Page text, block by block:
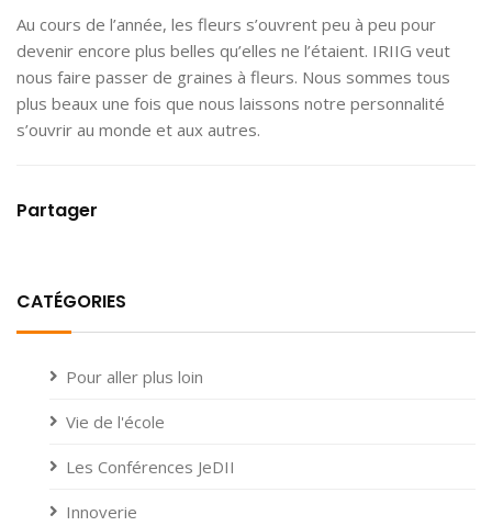
Au cours de l’année, les fleurs s’ouvrent peu à peu pour
devenir encore plus belles qu’elles ne l’étaient. IRIIG veut
nous faire passer de graines à fleurs. Nous sommes tous
plus beaux une fois que nous laissons notre personnalité
s’ouvrir au monde et aux autres.
Partager
CATÉGORIES
Pour aller plus loin
Vie de l'école
Les Conférences JeDII
Innoverie